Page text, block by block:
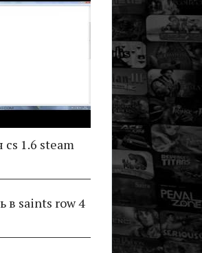
cs 1.6 steam
в saints row 4